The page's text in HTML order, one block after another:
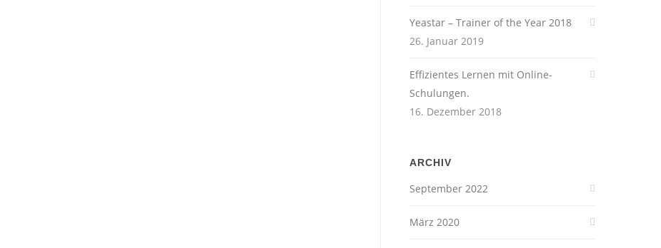
Yeastar – Trainer of the Year 2018
26. Januar 2019
Effizientes Lernen mit Online-
Schulungen.
16. Dezember 2018
ARCHIV
September 2022
März 2020